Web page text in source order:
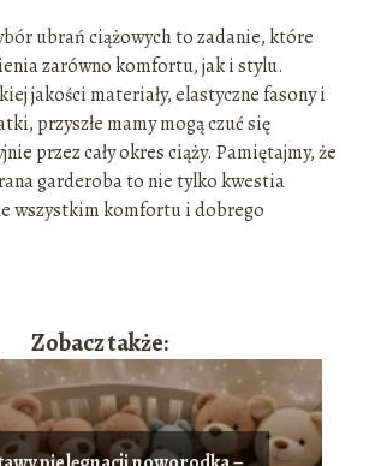
ubrań ciążowych to zadanie, które
zarówno komfortu, jak i stylu.
jakości materiały, elastyczne fasony i
przyszłe mamy mogą czuć się
przez cały okres ciąży. Pamiętajmy, że
garderoba to nie tylko kwestia
wszystkim komfortu i dobrego
Zobacz także: